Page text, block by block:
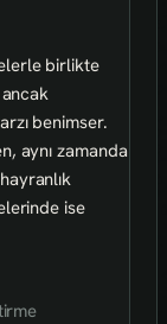
birlikte
benimser.
aynı zamanda
ise